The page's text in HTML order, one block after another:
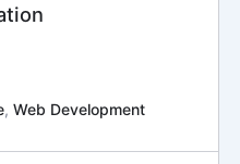
, Web Development